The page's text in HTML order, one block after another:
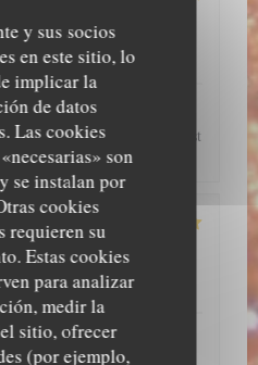
y sus socios
en este sitio, lo
implicar la
de datos
Las cookies
son
se instalan por
cookies
requieren su
Estas cookies
para analizar
medir la
sitio, ofrecer
(por ejemplo,
Menú:5 /5 Calidad / Precio
est incroyable, si vous
et authentique japonais, c’est
Menú:5/5 Calidad / Precio
les anguilles donc il